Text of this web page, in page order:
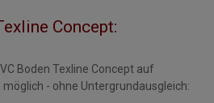
Concept:
Boden Texline Concept auf
- ohne Untergrundausgleich: